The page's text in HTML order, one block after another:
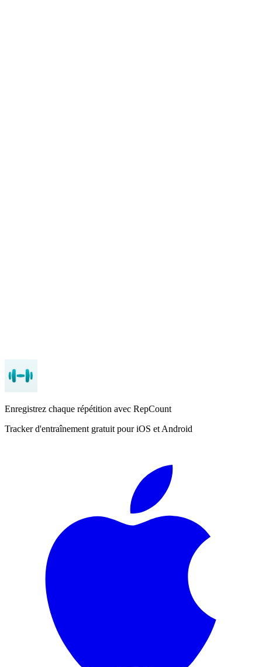
Enregistrez chaque répétition avec RepCount
Tracker d'entraînement gratuit pour iOS et Android